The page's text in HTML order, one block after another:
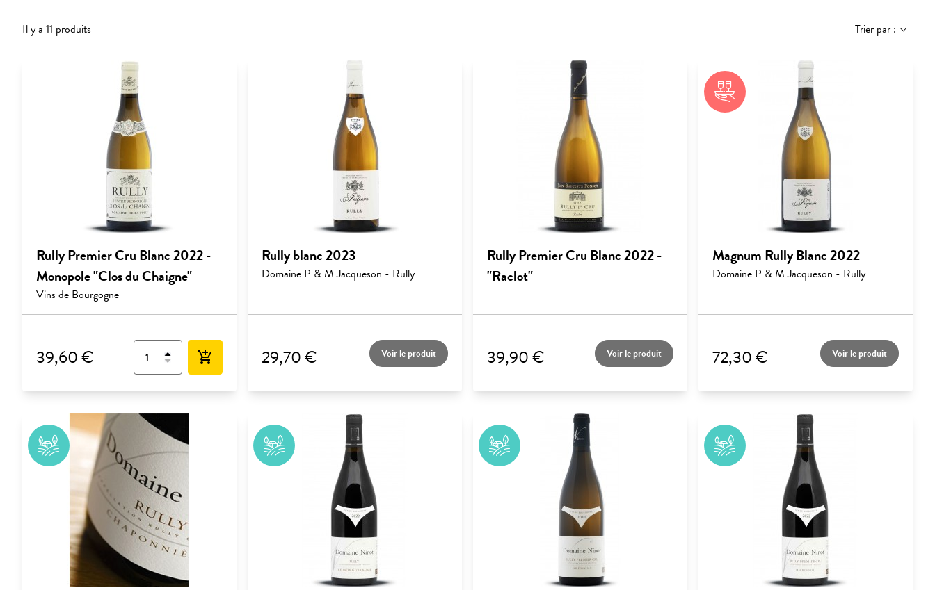
Il y a 11 produits Trier par :
Rully Premier Cru Blanc 2022 -
Monopole "Clos du Chaigne"
Vins de Bourgogne
39,60 € add_shopping_cart
Rully blanc 2023
Domaine P & M Jacqueson - Rully
29,70 € Voir le produit
Rully Premier Cru Blanc 2022 -
"Raclot"
39,90 € Voir le produit
Magnum Rully Blanc 2022
Domaine P & M Jacqueson - Rully
72,30 € Voir le produit